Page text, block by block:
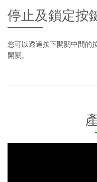
停止及鎖定按
您可以透過按下開關中間的
開關。